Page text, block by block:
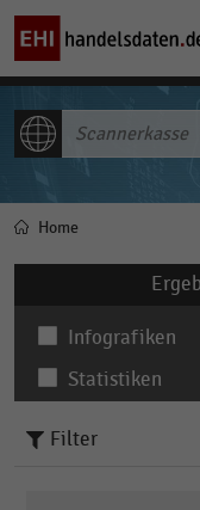
Pfadnavigation
Home
Infografiken
Statistiken
Filter